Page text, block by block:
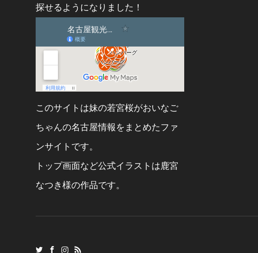
探せるようになりました！
このサイトは妹の若宮桜がおいなご
ちゃんの名古屋情報をまとめたファ
ンサイトです。
トップ画面など公式イラストは鹿宮
なつき 様の作品です。